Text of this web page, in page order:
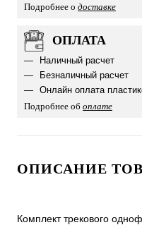
Подробнее о доставке
ОПЛАТА
Наличный расчет
Безналичный расчет
Онлайн оплата
Подробнее об оплате
ОПИСАНИЕ
Комплект трекового